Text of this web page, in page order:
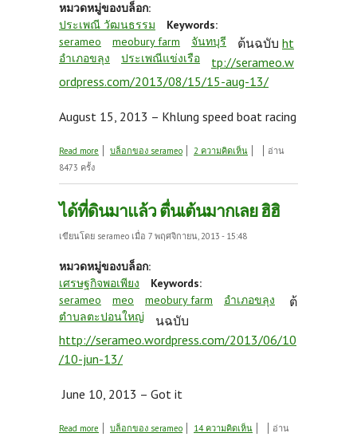
หมวดหมู่ของบล็อก:
ประเพณี วัฒนธรรม
Keywords:
serameo
meobury farm
จันทบุรี
อำเภอขลุง
ประเพณีแข่งเรือ
ต้นฉบับ ht
tp://serameo.w
ordpress.com/2013/08/15/15-aug-13/
August 15, 2013 – Khlung speed boat racing
Read more about ภาพในอดีต (การแข่งขันเรือเร็ว)
บล็อกของ serameo 2 ความคิดเห็น
อ่าน
8473 ครั้ง
ได้ที่ดินมาแล้ว ตื่นเต้นมากเลย ฮิฮิ
เขียนโดย serameo เมื่อ 7 พฤศจิกายน, 2013 - 15:48
หมวดหมู่ของบล็อก:
เศรษฐกิจพอเพียง
Keywords:
serameo
meo meobury farm
อำเภอขลุง
ตำบลตะปอนใหญ่
ต้
นฉบับ
http://serameo.wordpress.com/2013/06/10
/10-jun-13/
June 10, 2013 – Got it
Read more about ได้ที่ดินมาแล้ว ตื่นเต้นมากเลย ฮิฮิ
บล็อกของ serameo 14 ความคิดเห็น
อ่าน